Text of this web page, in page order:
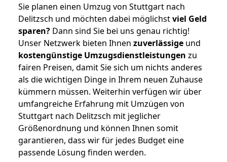
Sie planen einen Umzug von Stuttgart nach
Delitzsch und möchten dabei möglichstviel Geld
sparen? Dann sind Sie bei uns genau richtig!
Unser Netzwerk bieten Ihnen zuverlässige und
kostengünstige Umzugsdienstleistungen zu
fairen Preisen, damit Sie sich um nichts anderes
als die wichtigen Dinge in Ihrem neuen Zuhause
kümmern müssen. Weiterhin verfügen wir über
umfangreiche Erfahrung mit Umzügen von
Stuttgart nach Delitzsch mit jeglicher
Größenordnung und können Ihnen somit
garantieren, dass wir für jedes Budget eine
passende Lösung finden werden.